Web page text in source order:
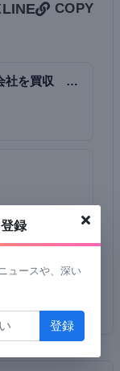
LINE COPY
社を買収
録
ュースや、深い